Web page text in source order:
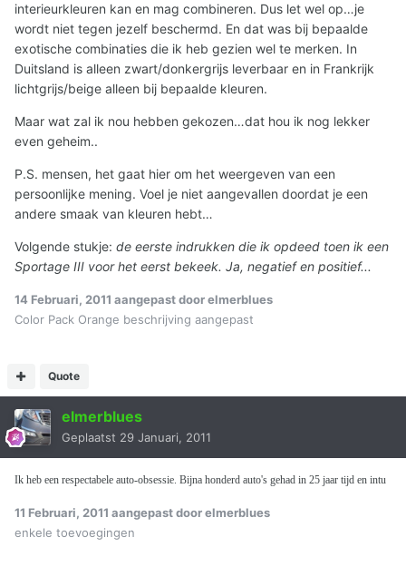
interieurkleuren kan en mag combineren. Dus let wel op…je
wordt niet tegen jezelf beschermd. En dat was bij bepaalde
exotische combinaties die ik heb gezien wel te merken. In
Duitsland is alleen zwart/donkergrijs leverbaar en in Frankrijk
lichtgrijs/beige alleen bij bepaalde kleuren.
Maar wat zal ik nou hebben gekozen…dat hou ik nog lekker
even geheim..
P.S. mensen, het gaat hier om het weergeven van een
persoonlijke mening. Voel je niet aangevallen doordat je een
andere smaak van kleuren hebt…
Volgende stukje: de eerste indrukken die ik opdeed toen ik een
Sportage III voor het eerst bekeek. Ja, negatief en positief...
14 Februari, 2011 aangepast door elmerblues
Color Pack Orange beschrijving aangepast
Quote
elmerblues
Geplaatst 29 Januari, 2011
Ik heb een respectabele auto-obsessie. Bijna honderd auto's gehad in 25 jaar tijd en intu
11 Februari, 2011 aangepast door elmerblues
enkele toevoegingen